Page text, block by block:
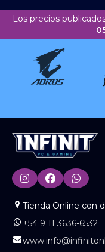
Los precios
Tienda Online con
+54 9 11 3636-6532